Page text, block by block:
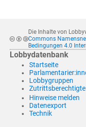
Die Inhalte von
Commons
Bedingungen 4.0
Lobbydatenbank
Startseite
Lobbygruppen
Zutrittsberechtigte
Hinweise melden
Datenexport
Technik